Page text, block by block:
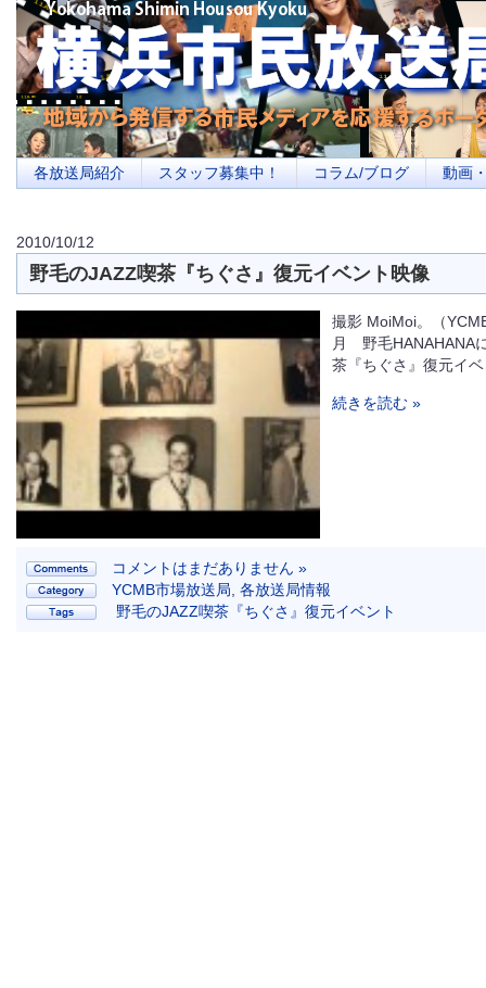
横浜の地域メディア、地域・市民・放送局・メディアを応援するポータルサ
を目指します
各放送局紹介 スタッフ募集中！ コラム/ブログ 動画
2010/10/12
野毛のJAZZ喫茶『ちぐさ』復元イベント映像
撮影 MoiMoi。（
月 野毛HANAHANA
茶『ちぐさ』復元イ
続きを読む »
コメントはまだありません »
YCMB市場放送局 各放送局情報
野毛のJAZZ喫茶『ちぐさ』復元イベント